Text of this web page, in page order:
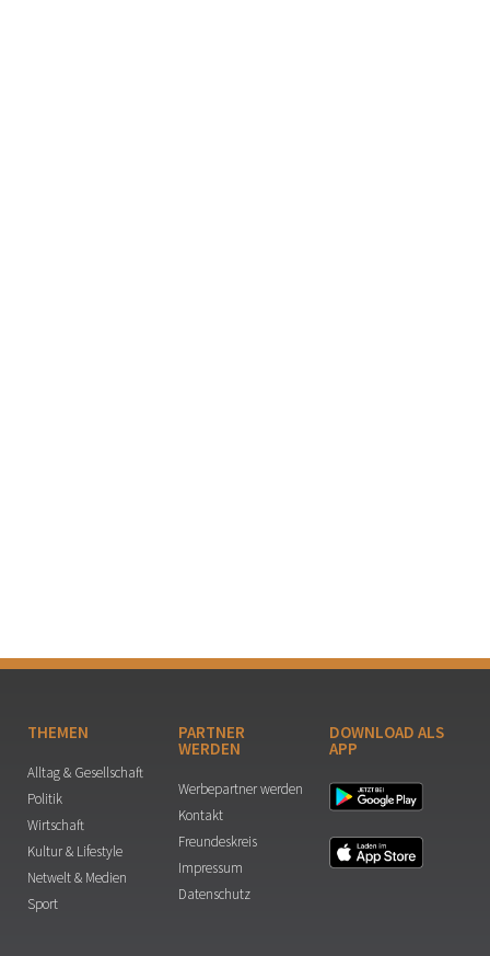
THEMEN
Alltag & Gesellschaft
Politik
Wirtschaft
Kultur & Lifestyle
Netwelt & Medien
Sport
PARTNER
WERDEN
Werbepartner werden
Kontakt
Freundeskreis
Impressum
Datenschutz
DOWNLOAD ALS
APP